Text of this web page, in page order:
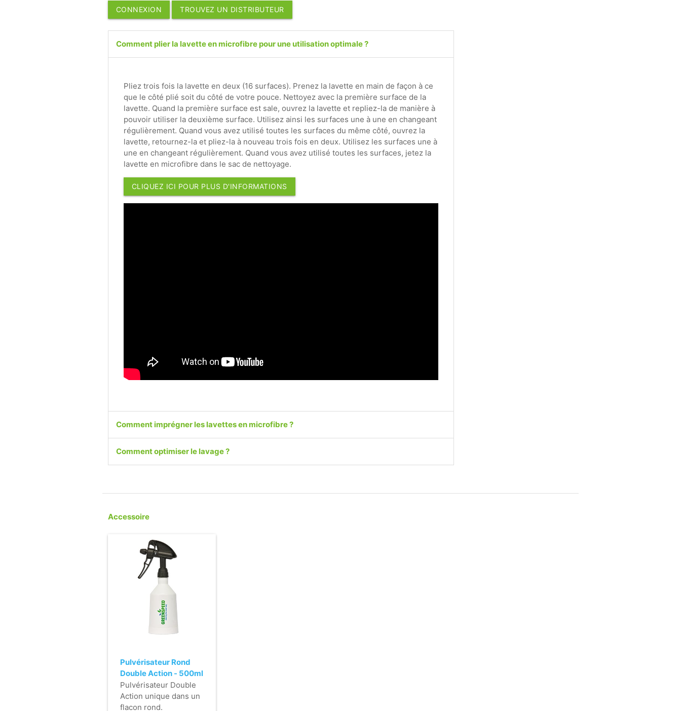
CONNEXION TROUVEZ UN DISTRIBUTEUR
Comment plier la lavette en microfibre pour une utilisation optimale ?
Pliez trois fois la lavette en deux (16 surfaces). Prenez la lavette en main de façon à ce
que le côté plié soit du côté de votre pouce. Nettoyez avec la première surface de la
lavette. Quand la première surface est sale, ouvrez la lavette et repliez-la de manière à
pouvoir utiliser la deuxième surface. Utilisez ainsi les surfaces une à une en changeant
régulièrement. Quand vous avez utilisé toutes les surfaces du même côté, ouvrez la
lavette, retournez-la et pliez-la à nouveau trois fois en deux. Utilisez les surfaces une à
une en changeant régulièrement. Quand vous avez utilisé toutes les surfaces, jetez la
lavette en microfibre dans le sac de nettoyage.
CLIQUEZ ICI POUR PLUS D'INFORMATIONS
Comment imprégner les lavettes en microfibre ?
Comment optimiser le lavage ?
Accessoire
Pulvérisateur Rond
Double Action - 500ml
- noir
Pulvérisateur Double
Action unique dans un
flacon rond.